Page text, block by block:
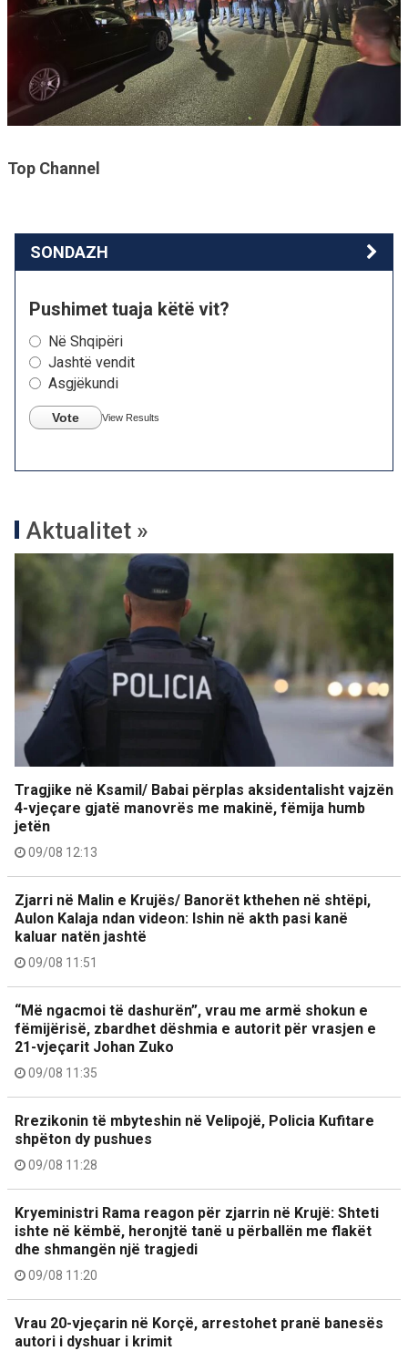
Top Channel
SONDAZH
Pushimet tuaja këtë vit?
Në Shqipëri
Jashtë vendit
Asgjëkundi
Vote View Results
Aktualitet »
Tragjike në Ksamil/ Babai përplas aksidentalisht vajzën
4-vjeçare gjatë manovrës me makinë, fëmija humb
jetën
09/08 12:13
Zjarri në Malin e Krujës/ Banorët kthehen në shtëpi,
Aulon Kalaja ndan videon: Ishin në akth pasi kanë
kaluar natën jashtë
09/08 11:51
“Më ngacmoi të dashurën”, vrau me armë shokun e
fëmijërisë, zbardhet dëshmia e autorit për vrasjen e
21-vjeçarit Johan Zuko
09/08 11:35
Rrezikonin të mbyteshin në Velipojë, Policia Kufitare
shpëton dy pushues
09/08 11:28
Kryeministri Rama reagon për zjarrin në Krujë: Shteti
ishte në këmbë, heronjtë tanë u përballën me flakët
dhe shmangën një tragjedi
09/08 11:20
Vrau 20-vjeçarin në Korçë, arrestohet pranë banesës
autori i dyshuar i krimit